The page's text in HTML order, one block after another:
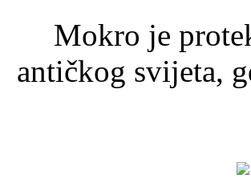
Mokro je
antičkog svijeta,